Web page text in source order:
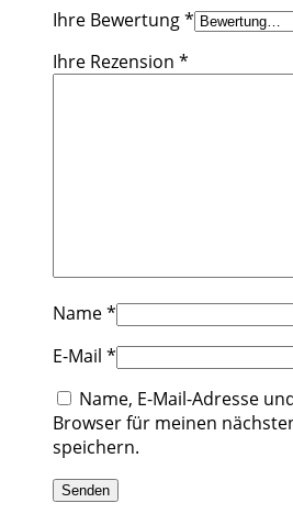
Ihre Bewertung*
Ihre Rezension *
Name*
E-Mail *
Name, E-Mail-Adresse
Browser für meinen
speichern.